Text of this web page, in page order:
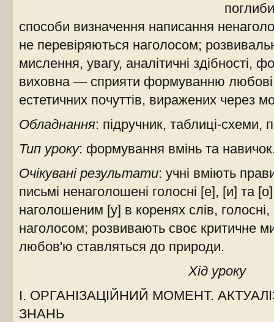
способи визначення написання
не перевіряються наголосом;
мислення, увагу, аналітичні здібності,
виховна — сприяти формуванню
естетичних почуттів, виражених через
Обладнання: підручник, таблиці-схеми,
Тип уроку: формування вмінь та
Очікувані результати: учні вміють
письмі ненаголошені голосні [е], [и] та
наголошеним [у] в коренях слів,
наголосом; розвивають своє критичне
любов'ю ставляться до природи.
Хід уроку
І. ОРГАНІЗАЦІЙНИЙ МОМЕНТ.
ЗНАНЬ